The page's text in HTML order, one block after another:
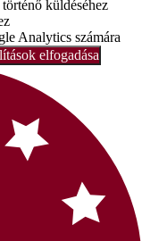
küldéséhez
Analytics számára
elfogadása